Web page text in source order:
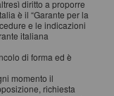
diritto a proporre
è il “Garante per la
e le indicazioni
italiana
di forma ed è
momento il
richiesta